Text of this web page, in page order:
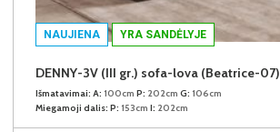
NAUJIENA YRA SANDĖLYJE
DENNY-3V (III gr.) sofa-lova (Beatrice-07)
Išmatavimai: A: 100cm P: 202cm G: 106cm
Miegamoji dalis: P: 153cm I: 202cm